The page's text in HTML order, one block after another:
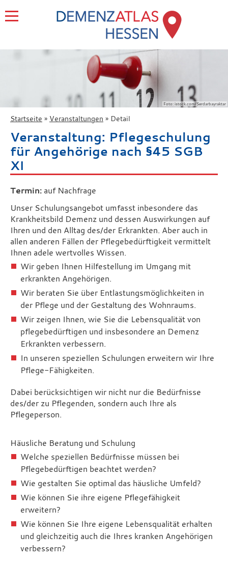
Foto: istock.com/Serdarbayraktar
Startseite Veranstaltungen Detail
Veranstaltung: Pflegeschulung
für Angehörige nach §45 SGB
XI
Termin: auf Nachfrage
Unser Schulungsangebot umfasst inbesondere das
Krankheitsbild Demenz und dessen Auswirkungen auf
Ihren und den Alltag des/der Erkrankten. Aber auch in
allen anderen Fällen der Pflegebedürftigkeit vermittelt
Ihnen adele wertvolles Wissen.
Wir geben Ihnen Hilfestellung im Umgang mit
erkrankten Angehörigen.
Wir beraten Sie über Entlastungsmöglichkeiten in
der Pflege und der Gestaltung des Wohnraums.
Wir zeigen Ihnen, wie Sie die Lebensqualität von
pflegebedürftigen und insbesondere an Demenz
Erkrankten verbessern.
In unseren speziellen Schulungen erweitern wir Ihre
Pflege-Fähigkeiten.
Dabei berücksichtigen wir nicht nur die Bedürfnisse
des/der zu Pflegenden, sondern auch Ihre als
Pflegeperson.
Häusliche Beratung und Schulung
Welche speziellen Bedürfnisse müssen bei
Pflegebedürftigen beachtet werden?
Wie gestalten Sie optimal das häusliche Umfeld?
Wie können Sie ihre eigene Pflegefähigkeit
erweitern?
Wie können Sie Ihre eigene Lebensqualität erhalten
und gleichzeitig auch die Ihres kranken Angehörigen
verbessern?